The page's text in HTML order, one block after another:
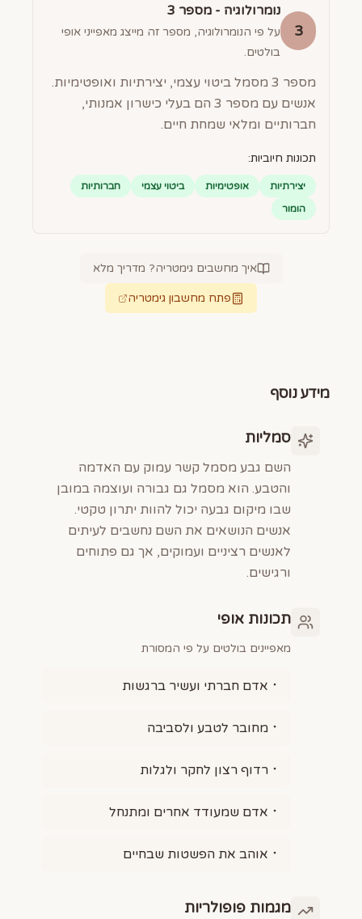
3
נומרולוגיה - מספר 3
על פי הנומרולוגיה, מספר זה מייצג מאפייני אופי
בולטים.
מספר 3 מסמל ביטוי עצמי, יצירתיות ואופטימיות.
אנשים עם מספר 3 הם בעלי כישרון אמנותי,
חברותיים ומלאי שמחת חיים.
תכונות חיוביות:
יצירתיות אופטימיות ביטוי עצמי
חברותיות
הומור
איך מחשבים גימטריה? מדריך מלא
פתח מחשבון גימטריה
מידע נוסף
סמליות
השם גבע מסמל קשר עמוק עם האדמה
והטבע. הוא מסמל גם גבורה ועוצמה במובן
שבו מיקום גבעה יכול להוות יתרון טקטי.
אנשים הנושאים את השם נחשבים לעיתים
לאנשים רציניים ועמוקים, אך גם פתוחים
ורגישים.
תכונות אופי
מאפיינים בולטים על פי המסורת
אדם חברתי ועשיר ברגשות
מחובר לטבע ולסביבה
רדוף רצון לחקר ולגלות
אדם שמעודד אחרים ומתנחל
אוהב את הפשטות שבחיים
מגמות פופולריות